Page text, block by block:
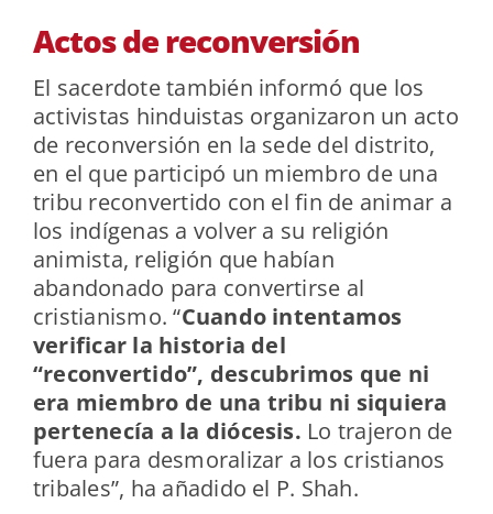
Actos de reconversión
El sacerdote también informó que los
activistas hinduistas organizaron un acto
de reconversión en la sede del distrito,
en el que participó un miembro de una
tribu reconvertido con el fin de animar a
los indígenas a volver a su religión
animista, religión que habían
abandonado para convertirse al
cristianismo. “Cuando intentamos
verificar la historia del
“reconvertido”, descubrimos que ni
era miembro de una tribu ni siquiera
pertenecía a la diócesis. Lo trajeron de
fuera para desmoralizar a los cristianos
tribales”, ha añadido el P. Shah.